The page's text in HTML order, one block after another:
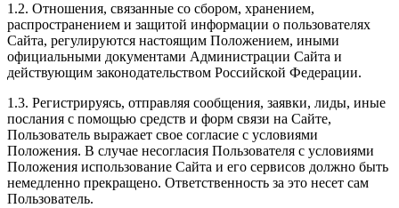
1.2. Отношения, связанные со сбором, хранением,
распространением и защитой информации о пользователях
Сайта, регулируются настоящим Положением, иными
официальными документами Администрации Сайта и
действующим законодательством Российской Федерации.
1.3. Регистрируясь, отправляя сообщения, заявки, лиды, иные
послания с помощью средств и форм связи на Сайте,
Пользователь выражает свое согласие с условиями
Положения. В случае несогласия Пользователя с условиями
Положения использование Сайта и его сервисов должно быть
немедленно прекращено. Ответственность за это несет сам
Пользователь.